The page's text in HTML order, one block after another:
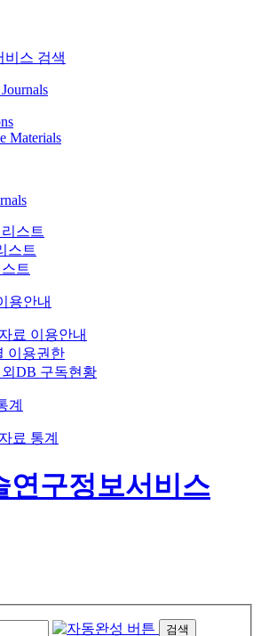
비스 검색
Materials
스트
스트
트
용안내
료 이용안내
이용권한
DB 구독현황
계
료 통계
검색